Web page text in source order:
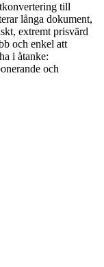
till
långa dokument,
extremt prisvärd
och enkel att
i åtanke:
och